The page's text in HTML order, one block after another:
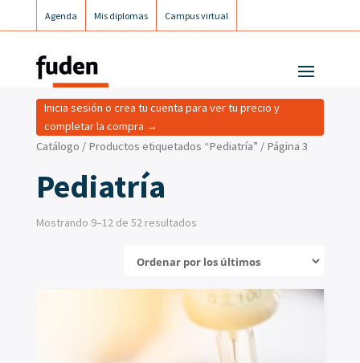
Agenda Mis diplomas Campus virtual
Catálogo / Productos etiquetados “Pediatría” / Página 3
Pediatría
Inicia sesión o crea tu cuenta para ver tu precio y
completar la compra →
Mostrando 9–12 de 52 resultados